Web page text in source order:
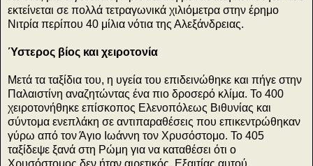
εκτείνεται σε πολλά τετραγωνικά χιλιόμετρα στην έρημο
Νιτρία περίπου 40 μίλια νότια της Αλεξάνδρειας.
Ύστερος βίος και χειροτονία
Μετά τα ταξίδια του, η υγεία του επιδεινώθηκε και πήγε στην
Παλαιστίνη αναζητώντας ένα πιο δροσερό κλίμα. Το 400
χειροτονήθηκε επίσκοπος Ελενοπόλεως Βιθυνίας και
σύντομα ενεπλάκη σε αντιπαραθέσεις που επικεντρώθηκαν
γύρω από τον Άγιο Ιωάννη τον Χρυσόστομο. Το 405
ταξίδεψε ξανά στη Ρώμη για να καταθέσει ότι ο